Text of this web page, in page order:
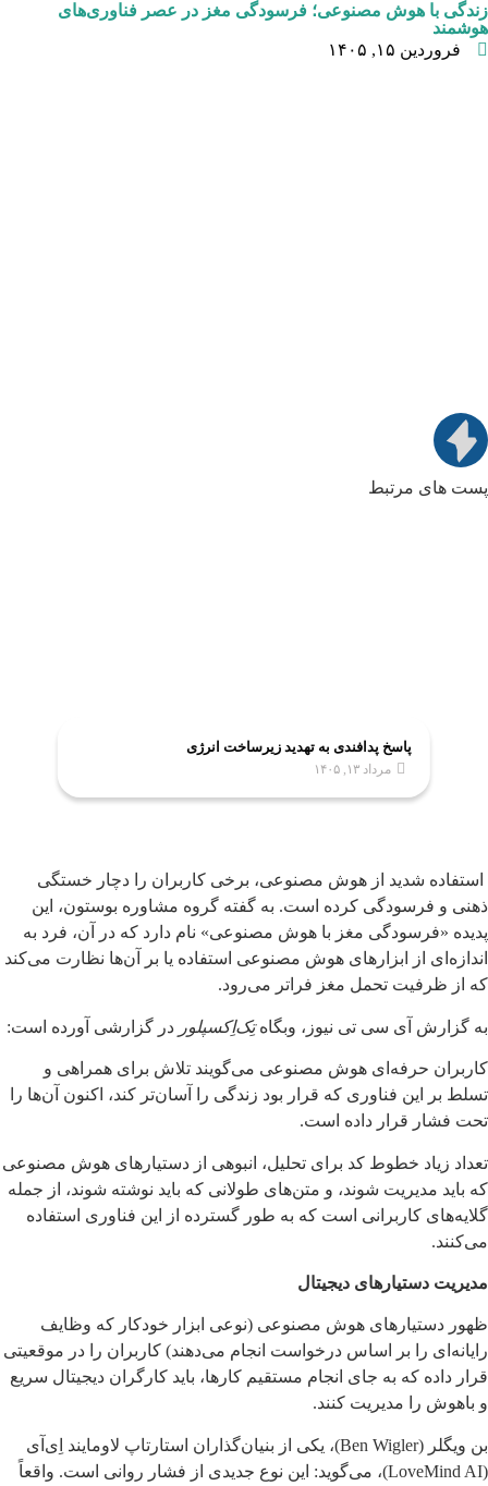
زندگی با هوش مصنوعی؛ فرسودگی مغز در عصر فناوری‌های
هوشمند
فروردین ۱۵, ۱۴۰۵
پست های مرتبط
پاسخ پدافندی به تهدید زیرساخت انرژی
مرداد ۱۳, ۱۴۰۵
استفاده شدید از هوش مصنوعی، برخی کاربران را دچار خستگی
ذهنی و فرسودگی کرده است. به گفته گروه مشاوره بوستون، این
پدیده «فرسودگی مغز با هوش مصنوعی» نام دارد که در آن، فرد به
اندازه‌ای از ابزارهای هوش مصنوعی استفاده یا بر آن‌ها نظارت می‌کند
که از ظرفیت تحمل مغز فراتر می‌رود.
به گزارش آی سی تی نیوز، وبگاهتِک‌اِکسپلور در گزارشی آورده است:
کاربران حرفه‌ای هوش مصنوعی می‌گویند تلاش برای همراهی و
تسلط بر این فناوری که قرار بود زندگی را آسان‌تر کند، اکنون آن‌ها را
تحت فشار قرار داده است.
تعداد زیاد خطوط کد برای تحلیل، انبوهی از دستیارهای هوش مصنوعی
که باید مدیریت شوند، و متن‌های طولانی که باید نوشته شوند، از جمله
گلایه‌های کاربرانی است که به طور گسترده از این فناوری استفاده
می‌کنند.
مدیریت دستیارهای دیجیتال
ظهور دستیارهای هوش مصنوعی (نوعی ابزار خودکار که وظایف
رایانه‌ای را بر اساس درخواست انجام می‌دهند) کاربران را در موقعیتی
قرار داده که به جای انجام مستقیم کارها، باید کارگران دیجیتال سریع
و باهوش را مدیریت کنند.
بن ویگلر (Ben Wigler)، یکی از بنیان‌گذاران استارتاپ لاومایند اِی‌آی
(LoveMind AI)، می‌گوید: این نوع جدیدی از فشار روانی است. واقعاً